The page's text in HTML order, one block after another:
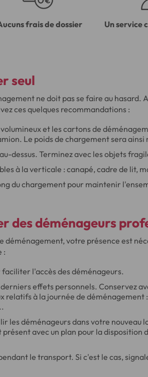
frais de dossier Un service
seul
ne doit pas se faire au hasard.
ces quelques recommandations :
et les cartons de
Le poids de chargement sera
dessus. Terminez avec les objets
à la verticale : canapé, cadre de lit,
du chargement pour maintenir
desdéménageurs
déménagement, votre présence est
:
faciliter l'accès des déménageurs.
effets personnels. Conservez
relatifs à la journée de déménagement :
les déménageurs dans votre nouveau
avec un plan pour la disposition
le transport. Si c'est le cas,